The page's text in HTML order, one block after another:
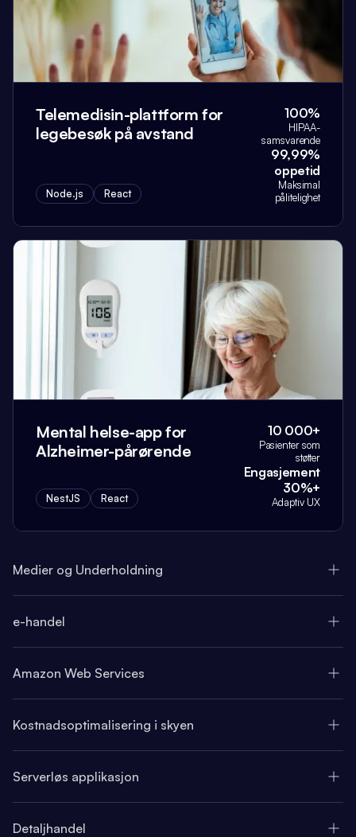
Telemedisin-plattform for
legebesøk på avstand
Node.js React
100%
HIPAA-
samsvarende
99,99%
oppetid
Maksimal
pålitelighet
Mental helse-app for
Alzheimer-pårørende
NestJS React
10 000+
Pasienter som
støtter
Engasjement
30%+
Adaptiv UX
Medier og Underholdning
e-handel
Amazon Web Services
Kostnadsoptimalisering i skyen
Serverløs applikasjon
Detaljhandel